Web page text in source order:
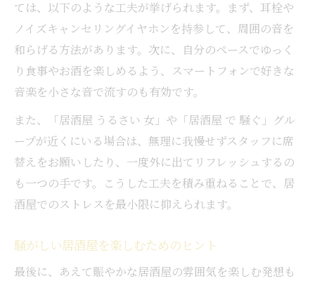
ては、以下のような工夫が挙げられます。まず、耳栓や
ノイズキャンセリングイヤホンを持参して、周囲の音を
和らげる方法があります。次に、自分のペースでゆっく
り食事やお酒を楽しめるよう、スマートフォンで好きな
音楽を小さな音で流すのも有効です。
また、「居酒屋 うるさい 女」や「居酒屋 で 騒ぐ」グル
ープが近くにいる場合は、無理に我慢せずスタッフに席
替えをお願いしたり、一度外に出てリフレッシュするの
も一つの手です。こうした工夫を積み重ねることで、居
酒屋でのストレスを最小限に抑えられます。
騒がしい居酒屋を楽しむためのヒント
最後に、あえて賑やかな居酒屋の雰囲気を楽しむ発想も